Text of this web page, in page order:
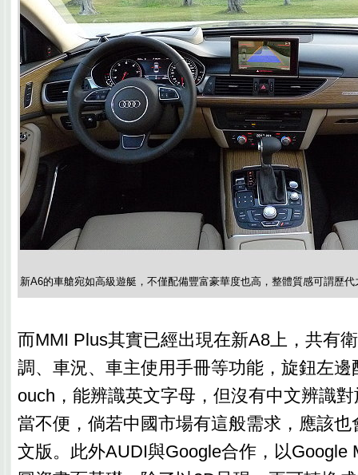
新A6的車艙宛如高級遊艇，不僅配備豐富豪華度也高，整體質感可謂歷代
而MMI Plus其實已經出現在新A8上，共有
調、車況、車主使用手冊等功能，旋鈕左邊
ouch，能辨識英文字母，但沒有中文辨識
當不便，倘若中國市場有這般需求，應該
文版。此外AUDI與Google合作，以Google